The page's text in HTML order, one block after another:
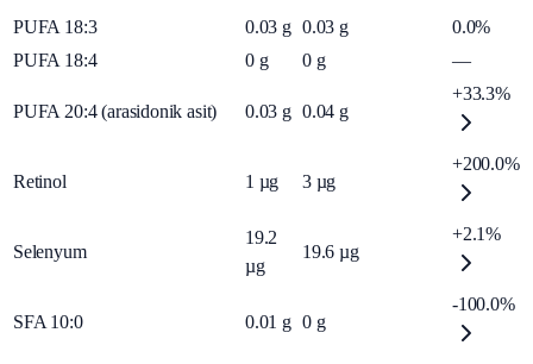
PUFA 18:3 0.03 g 0.03 g
0.0%
PUFA 18:4
0 g 0 g —
PUFA 20:4 (arasidonik asit) 0.03 g 0.04 g
+33.3%
Retinol 1 µg 3 µg
+200.0%
Selenyum
19.2
µg
19.6 µg
+2.1%
SFA 10:0 0.01 g 0 g
-100.0%